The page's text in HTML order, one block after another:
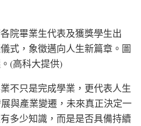
院畢業生代表及獲獎學生出
式，象徵邁向人生新篇章。圖
(高科大提供)
不只是完成學業，更代表人生
與產業變遷，未來真正決定一
多少知識，而是是否具備持續